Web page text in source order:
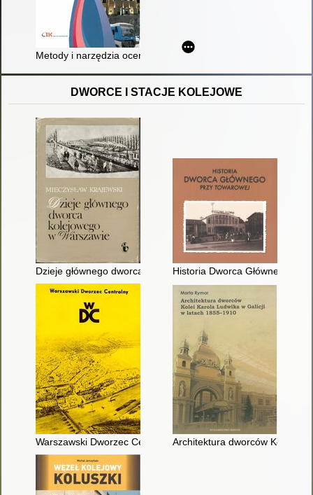
Metody i narzędzia oceny wykorzystania infrastruktury
DWORCE I STACJE KOLEJOWE
Dzieje głównego dworca kolejowego w Warszawie
Historia Dworca Głównego
Warszawski Dworzec CentralnyArchitektura dworców Kolei